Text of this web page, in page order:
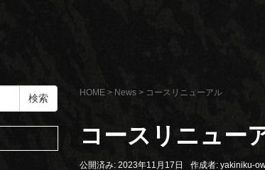
HOME> News> コースリニューアル
コースリニュー
公開済み: 2023年11月17日 作成者: yakiniku-